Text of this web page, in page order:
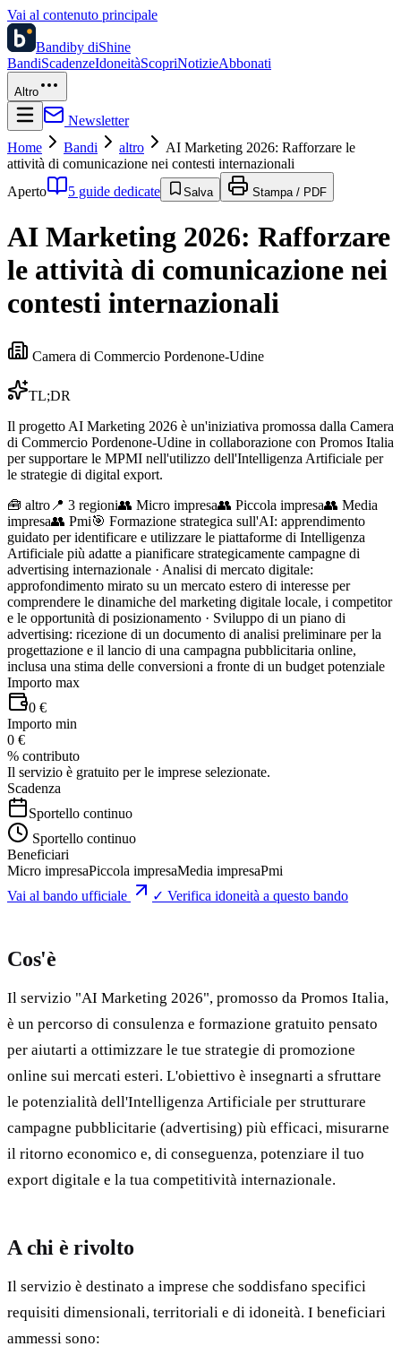
Vai al contenuto principale
Bandiby diShine
BandiScadenzeIdoneitàScopriNotizieAbbonati
Altro
Newsletter
Home
Bandi altro
AI Marketing 2026: Rafforzare le
attività di comunicazione nei contesti internazionali
Aperto
5 guide dedicate Salva Stampa / PDF
AI Marketing 2026: Rafforzare
le attività di comunicazione nei
contesti internazionali
Camera di Commercio Pordenone-Udine
TL;DR
Il progetto AI Marketing 2026 è un'iniziativa promossa dalla Camera
di Commercio Pordenone-Udine in collaborazione con Promos Italia
per supportare le MPMI nell'utilizzo dell'Intelligenza Artificiale per
le strategie di digital export.
🧰 altro 📍 3 regioni👥 Micro impresa👥 Piccola impresa👥 Media
impresa👥 Pmi🎯 Formazione strategica sull'AI: apprendimento
guidato per identificare e utilizzare le piattaforme di Intelligenza
Artificiale più adatte a pianificare strategicamente campagne di
advertising internazionale · Analisi di mercato digitale:
approfondimento mirato su un mercato estero di interesse per
comprendere le dinamiche del marketing digitale locale, i competitor
e le opportunità di posizionamento · Sviluppo di un piano di
advertising: ricezione di un documento di analisi preliminare per la
progettazione e il lancio di una campagna pubblicitaria online,
inclusa una stima delle conversioni a fronte di un budget potenziale
Importo max
0 €
Importo min
0 €
% contributo
Il servizio è gratuito per le imprese selezionate.
Scadenza
Sportello continuo
Sportello continuo
Beneficiari
Micro impresaPiccola impresaMedia impresaPmi
Vai al bando ufficiale
✓ Verifica idoneità a questo bando
Cos'è
Il servizio "AI Marketing 2026", promosso da Promos Italia,
è un percorso di consulenza e formazione gratuito pensato
per aiutarti a ottimizzare le tue strategie di promozione
online sui mercati esteri. L'obiettivo è insegnarti a sfruttare
le potenzialità dell'Intelligenza Artificiale per strutturare
campagne pubblicitarie (advertising) più efficaci, misurarne
il ritorno economico e, di conseguenza, potenziare il tuo
export digitale e la tua competitività internazionale.
A chi è rivolto
Il servizio è destinato a imprese che soddisfano specifici
requisiti dimensionali, territoriali e di idoneità. I beneficiari
ammessi sono: